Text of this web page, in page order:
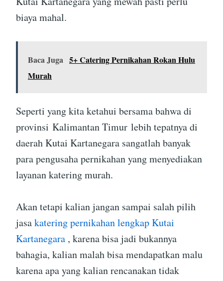
biaya mahal.
Baca Juga 5+ Catering Pernikahan Rokan Hulu
Murah
Seperti yang kita ketahui bersama bahwa di
provinsi Kalimantan Timur lebih tepatnya di
daerah Kutai Kartanegara sangatlah banyak
para pengusaha pernikahan yang menyediakan
layanan katering murah.
Akan tetapi kalian jangan sampai salah pilih
jasakatering pernikahan lengkap Kutai
Kartanegara , karena bisa jadi bukannya
bahagia, kalian malah bisa mendapatkan malu
karena apa yang kalian rencanakan tidak